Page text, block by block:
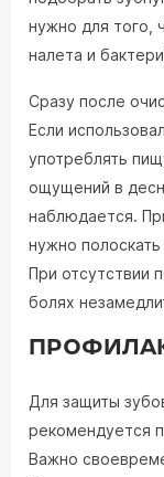
нужно для того,
налета и
Сразу после
Если
употреблять
ощущений в
наблюдается.
нужно
При отсутствии
болях
Для защиты
рекомендуется
Важно